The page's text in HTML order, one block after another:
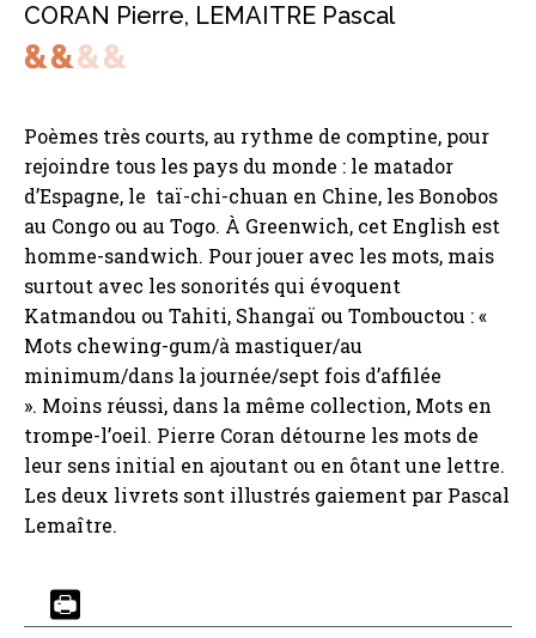
CORAN Pierre, LEMAITRE Pascal
Poèmes très courts, au rythme de comptine, pour
rejoindre tous les pays du monde : le matador
d’Espagne, le taï-chi-chuan en Chine, les Bonobos
au Congo ou au Togo. À Greenwich, cet English est
homme-sandwich. Pour jouer avec les mots, mais
surtout avec les sonorités qui évoquent
Katmandou ou Tahiti, Shangaï ou Tombouctou : «
Mots chewing-gum/à mastiquer/au
minimum/dans la journée/sept fois d’affilée
». Moins réussi, dans la même collection, Mots en
trompe-l’oeil. Pierre Coran détourne les mots de
leur sens initial en ajoutant ou en ôtant une lettre.
Les deux livrets sont illustrés gaiement par Pascal
Lemaître.